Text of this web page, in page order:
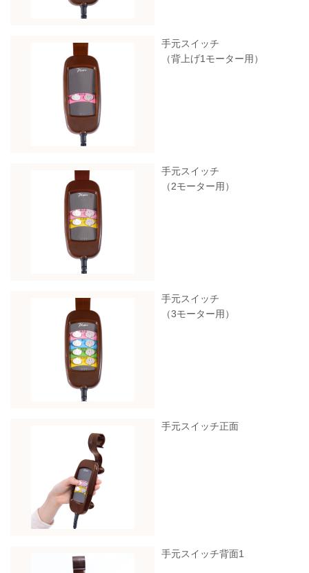
手元スイッチ
（背上げ1モーター用）
手元スイッチ
（2モーター用）
手元スイッチ
（3モーター用）
手元スイッチ正面
手元スイッチ背面1